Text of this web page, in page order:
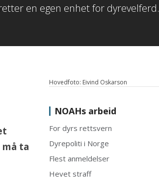
en egen enhet for dyrevelferd.
ta
Hovedfoto: Eivind Oskarson
NOAHs arbeid
For dyrs rettsvern
Dyrepoliti i Norge
Flest anmeldelser
Hevet straff